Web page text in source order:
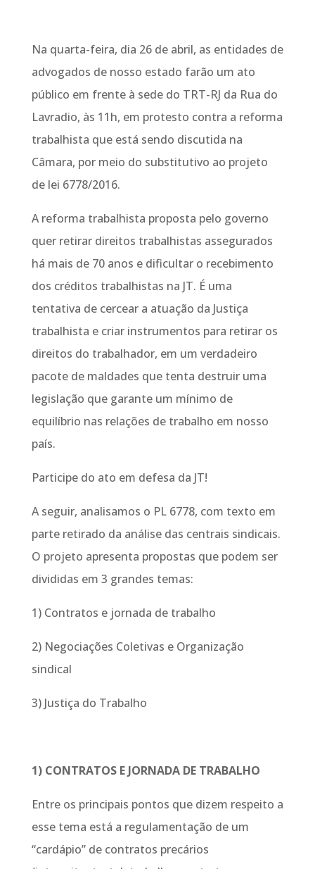
Na quarta-feira, dia 26 de abril, as entidades de
advogados de nosso estado farão um ato
público em frente à sede do TRT-RJ da Rua do
Lavradio, às 11h, em protesto contra a reforma
trabalhista que está sendo discutida na
Câmara, por meio do substitutivo ao projeto
de lei 6778/2016.
A reforma trabalhista proposta pelo governo
quer retirar direitos trabalhistas assegurados
há mais de 70 anos e dificultar o recebimento
dos créditos trabalhistas na JT. É uma
tentativa de cercear a atuação da Justiça
trabalhista e criar instrumentos para retirar os
direitos do trabalhador, em um verdadeiro
pacote de maldades que tenta destruir uma
legislação que garante um mínimo de
equilíbrio nas relações de trabalho em nosso
país.
Participe do ato em defesa da JT!
A seguir, analisamos o PL 6778, com texto em
parte retirado da análise das centrais sindicais.
O projeto apresenta propostas que podem ser
divididas em 3 grandes temas:
1) Contratos e jornada de trabalho
2) Negociações Coletivas e Organização
sindical
3) Justiça do Trabalho
1) CONTRATOS E JORNADA DE TRABALHO
Entre os principais pontos que dizem respeito a
esse tema está a regulamentação de um
“cardápio” de contratos precários